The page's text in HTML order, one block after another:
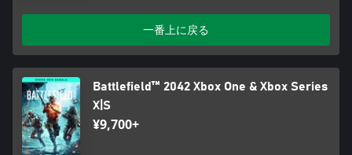
一番上に戻る
Battlefield™ 2042 Xbox One & Xbox Series
X|S
¥9,700+